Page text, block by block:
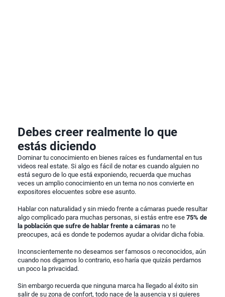
Debes creer realmente lo que
estás diciendo
Dominar tu conocimiento en bienes raíces es fundamental en tus
videos real estate. Si algo es fácil de notar es cuando alguien no
está seguro de lo que está exponiendo, recuerda que muchas
veces un amplio conocimiento en un tema no nos convierte en
expositores elocuentes sobre ese asunto.
Hablar con naturalidad y sin miedo frente a cámaras puede resultar
algo complicado para muchas personas, si estás entre ese 75% de
la población que sufre de hablar frente a cámaras no te
preocupes, acá es donde te podemos ayudar a olvidar dicha fobia.
Inconscientemente no deseamos ser famosos o reconocidos, aún
cuando nos digamos lo contrario, eso haría que quizás perdamos
un poco la privacidad.
Sin embargo recuerda que ninguna marca ha llegado al éxito sin
salir de su zona de confort, todo nace de la ausencia y si quieres